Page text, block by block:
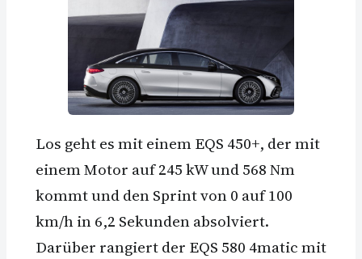
Los geht es mit einem EQS 450+, der mit
einem Motor auf 245 kW und 568 Nm
kommt und den Sprint von 0 auf 100
km/h in 6,2 Sekunden absolviert.
Darüber rangiert der EQS 580 4matic mit